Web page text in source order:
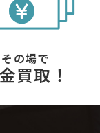
その場で
買取！